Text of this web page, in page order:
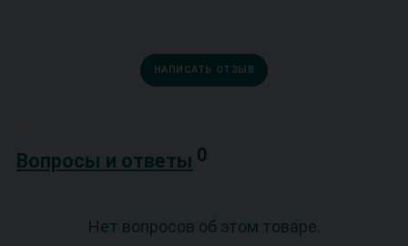
НАПИСАТЬ ОТЗЫВ
Вопросы и ответы 0
Нет вопросов об этом товаре.